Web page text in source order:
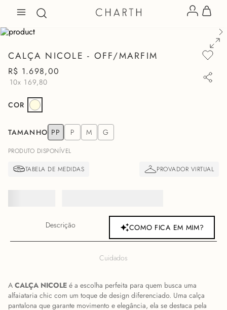
CALÇA NICOLE - OFF/MARFIM
R$ 1.698,00
10x 169,80
COR
TAMANHO PP P M G
PRODUTO DISPONÍVEL
Descrição COMO FICA EM MIM?
Cuidados
A CALÇA NICOLE é a escolha perfeita para quem busca uma
alfaiataria chic com um toque de design diferenciado. Uma calça
pantalona que garante movimento e elegância, ela se destaca pela